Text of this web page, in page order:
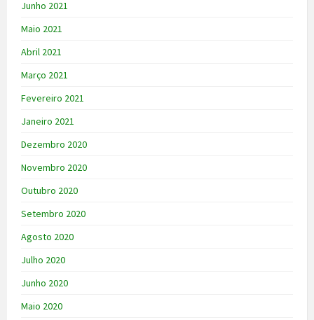
Junho 2021
Maio 2021
Abril 2021
Março 2021
Fevereiro 2021
Janeiro 2021
Dezembro 2020
Novembro 2020
Outubro 2020
Setembro 2020
Agosto 2020
Julho 2020
Junho 2020
Maio 2020